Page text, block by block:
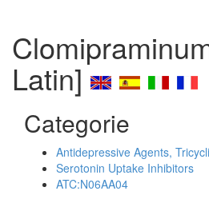
Latin]
Categorie
Antidepressive Agents,
Serotonin Uptake Inhibitors
ATC:N06AA04